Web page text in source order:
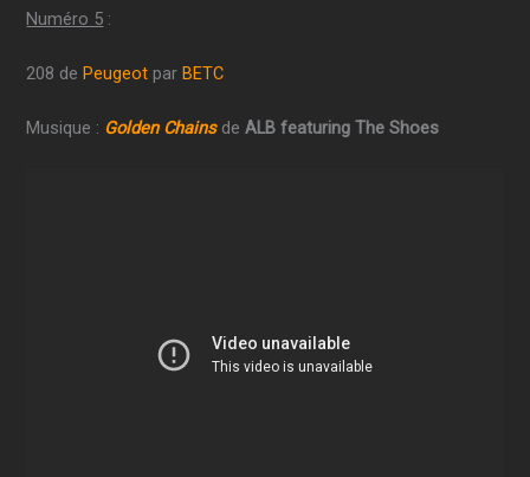
Numéro 5 :
208 dePeugeot parBETC
Musique : Golden ChainsdeALB featuring The Shoes